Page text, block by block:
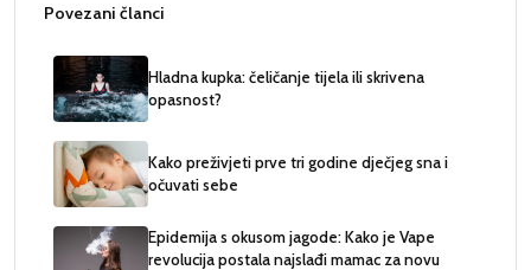
Povezani članci
Hladna kupka: čeličanje tijela ili skrivena
opasnost?
Kako preživjeti prve tri godine dječjeg sna i
očuvati sebe
Epidemija s okusom jagode: Kako je Vape
revolucija postala najslađi mamac za novu